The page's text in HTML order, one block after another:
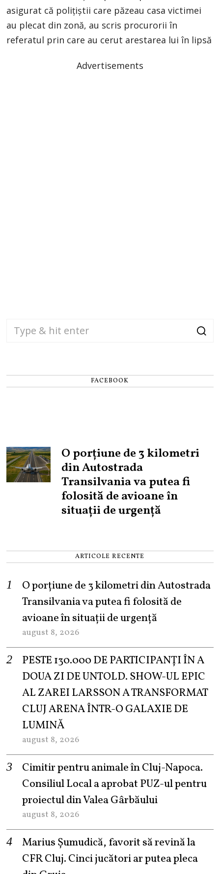
asigurat că polițiștii care păzeau casa victimei
au plecat din zonă, au scris procurorii în
referatul prin care au cerut arestarea lui în lipsă
Advertisements
FACEBOOK
O porțiune de 3 kilometri
din Autostrada
Transilvania va putea fi
folosită de avioane în
situații de urgență
ARTICOLE RECENTE
O porțiune de 3 kilometri din Autostrada
Transilvania va putea fi folosită de
avioane în situații de urgență
august 8, 2026
PESTE 130.000 DE PARTICIPANȚI ÎN A
DOUA ZI DE UNTOLD. SHOW-UL EPIC
AL ZAREI LARSSON A TRANSFORMAT
CLUJ ARENA ÎNTR-O GALAXIE DE
LUMINĂ
august 8, 2026
Cimitir pentru animale în Cluj-Napoca.
Consiliul Local a aprobat PUZ-ul pentru
proiectul din Valea Gârbăului
august 8, 2026
Marius Șumudică, favorit să revină la
CFR Cluj. Cinci jucători ar putea pleca